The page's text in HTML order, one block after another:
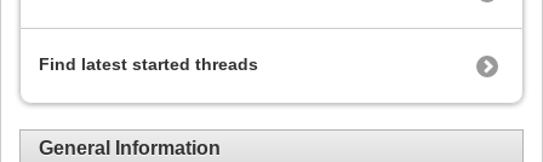
Find latest started threads
General Information